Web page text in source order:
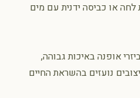
לחה או כביסה ידנית עם מים
אופנה באיכות גבוהה,
נועזים בהשראת החיים